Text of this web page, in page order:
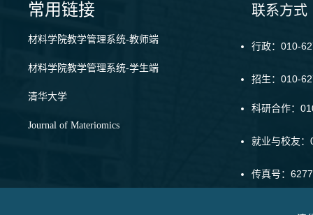
常用链接
材料学院教学管理系统-教师端
材料学院教学管理系统-学生端
清华大学
Journal of Materiomics
联系方式
行政：010-
招生：010-
科研合作：
就业与校友
传真号：